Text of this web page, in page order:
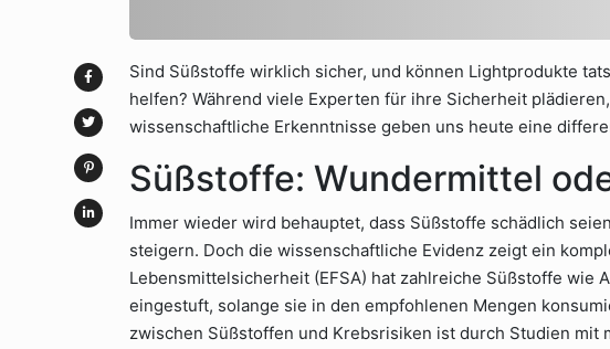
Sind Süßstoffe wirklich sicher, und können Lightprodukte
helfen? Während viele Experten für ihre Sicherheit
wissenschaftliche Erkenntnisse geben uns heute eine
Süßstoffe: Wundermittel
Immer wieder wird behauptet, dass Süßstoffe schädlich
steigern. Doch die wissenschaftliche Evidenz zeigt ein
Lebensmittelsicherheit (EFSA) hat zahlreiche Süßstoffe wie
eingestuft, solange sie in den empfohlenen Mengen
zwischen Süßstoffen und Krebsrisiken ist durch Studien